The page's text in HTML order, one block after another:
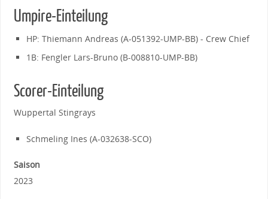
Umpire-Einteilung
HP: Thiemann Andreas (A-051392-UMP-BB) - Crew Chief
1B: Fengler Lars-Bruno (B-008810-UMP-BB)
Scorer-Einteilung
Wuppertal Stingrays
Schmeling Ines (A-032638-SCO)
Saison
2023